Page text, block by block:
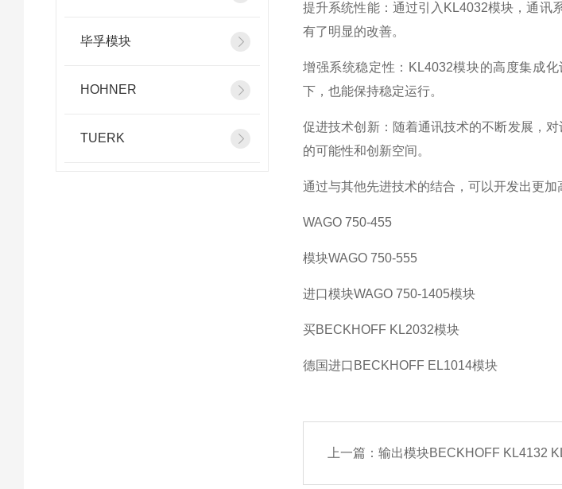
毕孚模块
HOHNER
TUERK
提升系统性能：通过引入KL4032模块，通讯
有了明显的改善。
增强系统稳定性：KL4032模块的高度集成
下，也能保持稳定运行。
促进技术创新：随着通讯技术的不断发展，
的可能性和创新空间。
通过与其他先进技术的结合，可以开发出更加
WAGO 750-455
模块WAGO 750-555
进口模块WAGO 750-1405模块
买BECKHOFF KL2032模块
德国进口BECKHOFF EL1014模块
上一篇：输出模块BECKHOFF KL4132 KL4404倍